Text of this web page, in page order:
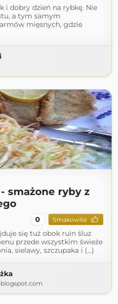
i dobry dzień na rybkę. Nie
a tym samym
mięsnych, gdzie
smażone ryby z
0 Smakowite
się tuż obok ruin śluz
przede wszystkim świeże
sielawy, szczupaka i (...)